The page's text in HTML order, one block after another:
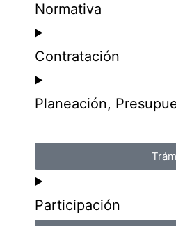
Normativa
Contratación
Planeación,
Participación